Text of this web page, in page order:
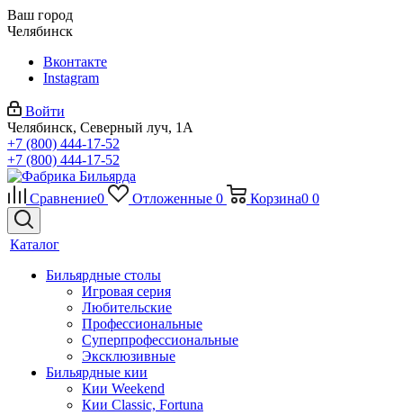
Ваш город
Челябинск
Вконтакте
Instagram
Войти
Челябинск, Северный луч, 1А
+7 (800) 444-17-52
+7 (800) 444-17-52
Сравнение0 Отложенные 0 Корзина0 0
Каталог
Бильярдные столы
Игровая серия
Любительские
Профессиональные
Суперпрофессиональные
Эксклюзивные
Бильярдные кии
Кии Weekend
Кии Classic, Fortuna